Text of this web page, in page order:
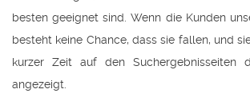
besten geeignet sind. Wenn die Kunden
besteht keine Chance, dass sie fallen, und
kurzer Zeit auf den Suchergebnisseiten
angezeigt.